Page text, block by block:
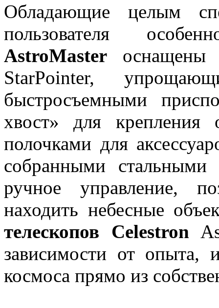
Обладающие целым
пользователя
AstroMaster оснащены
StarPointer,
быстросъемными
хвост» для крепления
полочками для
собранными
ручное управление,
находить небесные
телескопов Celestron
зависимости от опыта,
космоса прямо из